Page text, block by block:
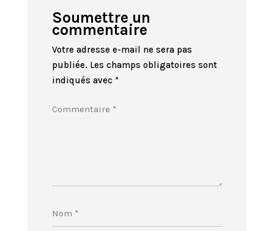
Soumettre un
commentaire
Votre adresse e-mail ne sera pas
publiée. Les champs obligatoires sont
indiqués avec *